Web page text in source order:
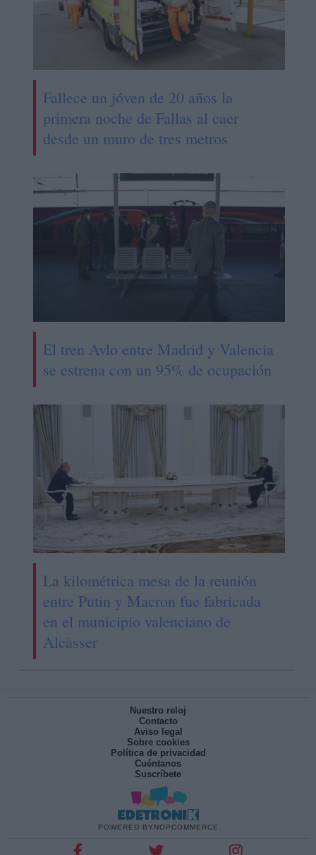
Fallece un jóven de 20 años la
primera noche de Fallas al caer
desde un muro de tres metros
El tren Avlo entre Madrid y Valencia
se estrena con un 95% de ocupación
La kilométrica mesa de la reunión
entre Putin y Macron fue fabricada
en el municipio valenciano de
Alcàsser
Nuestro reloj
Contacto
Aviso legal
Sobre cookies
Política de privacidad
Cuéntanos
Suscríbete
POWERED BY NOPCOMMERCE